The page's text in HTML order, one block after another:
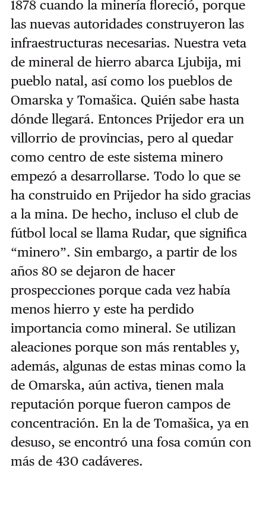
1878 cuando la minería floreció, porque
las nuevas autoridades construyeron las
infraestructuras necesarias. Nuestra veta
de mineral de hierro abarca Ljubija, mi
pueblo natal, así como los pueblos de
Omarska y Tomašica. Quién sabe hasta
dónde llegará. Entonces Prijedor era un
villorrio de provincias, pero al quedar
como centro de este sistema minero
empezó a desarrollarse. Todo lo que se
ha construido en Prijedor ha sido gracias
a la mina. De hecho, incluso el club de
fútbol local se llama Rudar, que significa
“minero”. Sin embargo, a partir de los
años 80 se dejaron de hacer
prospecciones porque cada vez había
menos hierro y este ha perdido
importancia como mineral. Se utilizan
aleaciones porque son más rentables y,
además, algunas de estas minas como la
de Omarska, aún activa, tienen mala
reputación porque fueron campos de
concentración. En la de Tomašica, ya en
desuso, se encontró una fosa común con
más de 430 cadáveres.